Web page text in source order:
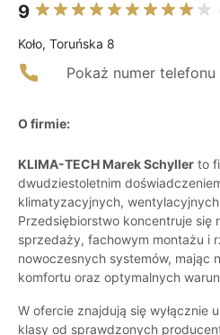
9
Koło, Toruńska 8
Pokaż numer telefonu
O firmie:
KLIMA-TECH Marek Schyller to
dwudziestoletnim
klimatyzacyjnych, wentylacyjnych
Przedsiębiorstwo koncentruje się
sprzedaży, fachowym montażu i
nowoczesnych systemów, mając
komfortu oraz optymalnych
W ofercie znajdują się wyłącznie
klasy od sprawdzonych